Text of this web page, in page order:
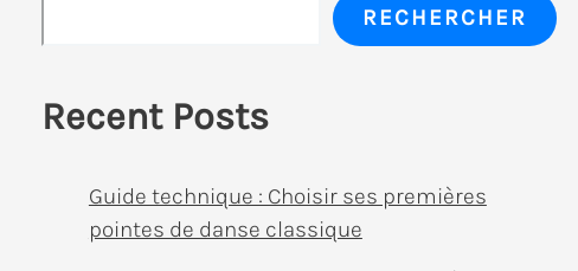
RECHERCHER
Recent Posts
Guide technique : Choisir ses premières
pointes de danse classique